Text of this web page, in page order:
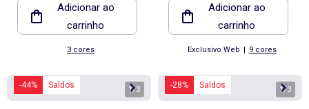
Adicionar ao
carrinho
3 cores
Adicionar ao
carrinho
Exclusivo Web | 9 cores
-44% Saldos 1/3 -28% Saldos 1/3